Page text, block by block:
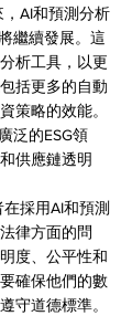
，AI和預測分析
繼續發展。這
析工具，以更
括更多的自動
策略的效能。
泛的ESG領
供應鏈透明
採用AI和預測
律方面的問
度、公平性和
確保他們的數
守道德標準。